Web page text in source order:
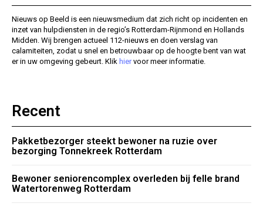
Nieuws op Beeld is een nieuwsmedium dat zich richt op incidenten en
inzet van hulpdiensten in de regio’s Rotterdam-Rijnmond en Hollands
Midden. Wij brengen actueel 112-nieuws en doen verslag van
calamiteiten, zodat u snel en betrouwbaar op de hoogte bent van wat
er in uw omgeving gebeurt. Klik hiervoor meer informatie.
Recent
Pakketbezorger steekt bewoner na ruzie over
bezorging Tonnekreek Rotterdam
Bewoner seniorencomplex overleden bij felle brand
Watertorenweg Rotterdam